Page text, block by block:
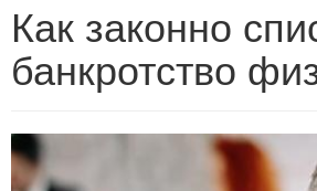
Как законно
банкротство